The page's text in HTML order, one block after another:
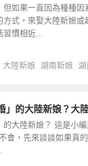
但如果一直因為種種
式，來娶大陸新娘
慣相近...
大陸新娘 湖南新娘
」的大陸新娘？大
的大陸新娘？ 這是小
會，先來談談如果真